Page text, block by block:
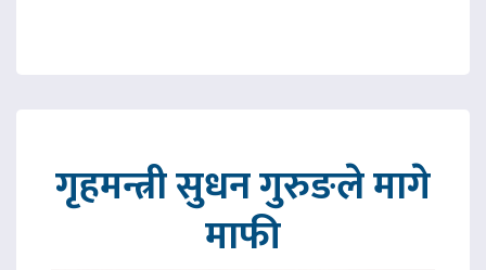
गृहमन्त्री सुधन गुरुङले मागे
माफी